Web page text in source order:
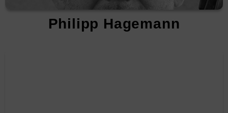
Philipp Hagemann